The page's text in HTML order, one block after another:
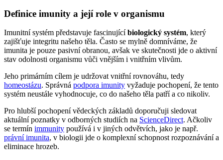
Definice imunity a její role v organismu
Imunitní systém představuje fascinujícíbiologický systém, který
zajišťuje integritu našeho těla. Často se mylně domníváme, že
imunita je pouze pasivní obranou, avšak ve skutečnosti jde o aktivní
stav odolnosti organismu vůči vnějším i vnitřním vlivům.
Jeho primárním cílem je udržovat vnitřní rovnováhu, tedy
homeostázu. Správná podpora imunity vyžaduje pochopení, že tento
systém neustále vyhodnocuje, co do našeho těla patří a co nikoliv.
Pro hlubší pochopení vědeckých základů doporučuji sledovat
aktuální poznatky v odborných studiích na ScienceDirect. Ačkoliv
se termín immunity používá i v jiných odvětvích, jako je např.
právní imunita, v biologii jde o komplexní schopnost rozpoznávání a
eliminace hrozeb.